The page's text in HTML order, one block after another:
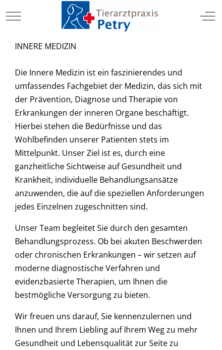
Mobile Menu Toggle
INNERE MEDIZIN
Die Innere Medizin ist ein faszinierendes und
umfassendes Fachgebiet der Medizin, das sich mit
der Prävention, Diagnose und Therapie von
Erkrankungen der inneren Organe beschäftigt.
Hierbei stehen die Bedürfnisse und das
Wohlbefinden unserer Patienten stets im
Mittelpunkt. Unser Ziel ist es, durch eine
ganzheitliche Sichtweise auf Gesundheit und
Krankheit, individuelle Behandlungsansätze
anzuwenden, die auf die speziellen Anforderungen
jedes Einzelnen zugeschnitten sind.
Unser Team begleitet Sie durch den gesamten
Behandlungsprozess. Ob bei akuten Beschwerden
oder chronischen Erkrankungen – wir setzen auf
moderne diagnostische Verfahren und
evidenzbasierte Therapien, um Ihnen die
bestmögliche Versorgung zu bieten.
Wir freuen uns darauf, Sie kennenzulernen und
Ihnen und Ihrem Liebling auf Ihrem Weg zu mehr
Gesundheit und Lebensqualität zur Seite zu